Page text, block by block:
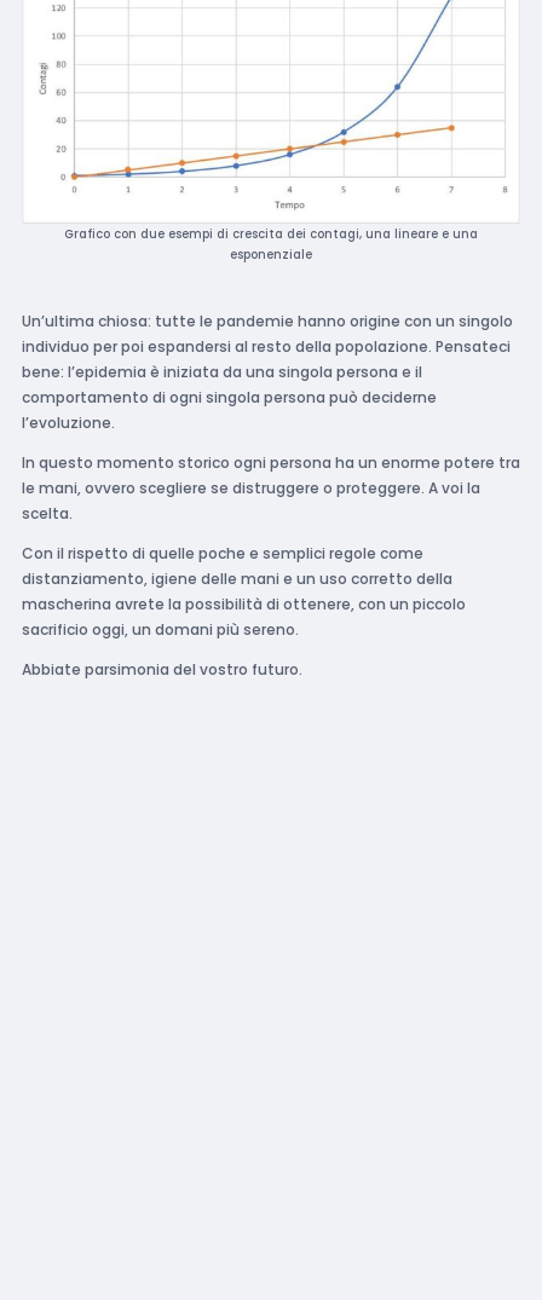
Grafico con due esempi di crescita dei contagi, una lineare e una
esponenziale
Un’ultima chiosa: tutte le pandemie hanno origine con un singolo
individuo per poi espandersi al resto della popolazione. Pensateci
bene: l’epidemia è iniziata da una singola persona e il
comportamento di ogni singola persona può deciderne
l’evoluzione.
In questo momento storico ogni persona ha un enorme potere tra
le mani, ovvero scegliere se distruggere o proteggere. A voi la
scelta.
Con il rispetto di quelle poche e semplici regole come
distanziamento, igiene delle mani e un uso corretto della
mascherina avrete la possibilità di ottenere, con un piccolo
sacrificio oggi, un domani più sereno.
Abbiate parsimonia del vostro futuro.